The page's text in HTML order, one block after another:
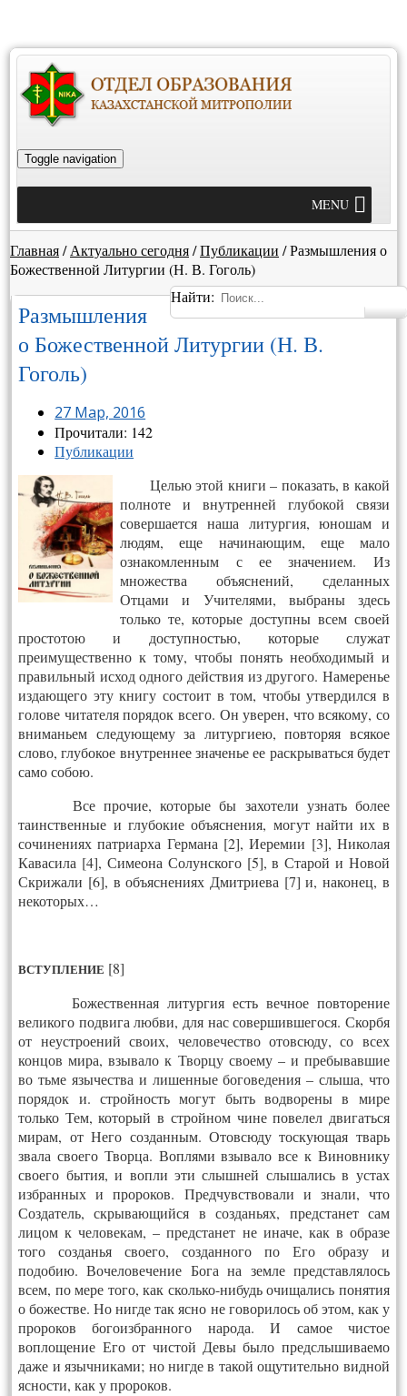
Toggle navigation
MENU
Главная/ Актуально сегодня/Публикации /Размышления о
Божественной Литургии (Н. В. Гоголь)
Найти:
Размышления
о Божественной Литургии (Н. В.
Гоголь)
27 Мар, 2016
Прочитали: 142
Публикации
Целью этой книги – показать, в какой
полноте и внутренней глубокой связи
совершается наша литургия, юношам и
людям, еще начинающим, еще мало
ознакомленным с ее значением. Из
множества объяснений, сделанных
Отцами и Учителями, выбраны здесь
только те, которые доступны всем своей
простотою и доступностью, которые служат
преимущественно к тому, чтобы понять необходимый и
правильный исход одного действия из другого. Намеренье
издающего эту книгу состоит в том, чтобы утвердился в
голове читателя порядок всего. Он уверен, что всякому, со
вниманьем следующему за литургиею, повторяя всякое
слово, глубокое внутреннее значенье ее раскрываться будет
само собою.
Все прочие, которые бы захотели узнать более
таинственные и глубокие объяснения, могут найти их в
сочинениях патриарха Германа [2], Иеремии [3], Николая
Кавасила [4], Симеона Солунского [5], в Старой и Новой
Скрижали [6], в объяснениях Дмитриева [7] и, наконец, в
некоторых…
ВСТУПЛЕНИЕ [8]
Божественная литургия есть вечное повторение
великого подвига любви, для нас совершившегося. Скорбя
от неустроений своих, человечество отовсюду, со всех
концов мира, взывало к Творцу своему – и пребывавшие
во тьме язычества и лишенные боговедения – слыша, что
порядок и. стройность могут быть водворены в мире
только Тем, который в стройном чине повелел двигаться
мирам, от Него созданным. Отовсюду тоскующая тварь
звала своего Творца. Воплями взывало все к Виновнику
своего бытия, и вопли эти слышней слышались в устах
избранных и пророков. Предчувствовали и знали, что
Создатель, скрывающийся в созданьях, предстанет сам
лицом к человекам, – предстанет не иначе, как в образе
того созданья своего, созданного по Его образу и
подобию. Вочеловечение Бога на земле представлялось
всем, по мере того, как сколько-нибудь очищались понятия
о божестве. Но нигде так ясно не говорилось об этом, как у
пророков богоизбранного народа. И самое чистое
воплощение Его от чистой Девы было предслышиваемо
даже и язычниками; но нигде в такой ощутительно видной
ясности, как у пророков.